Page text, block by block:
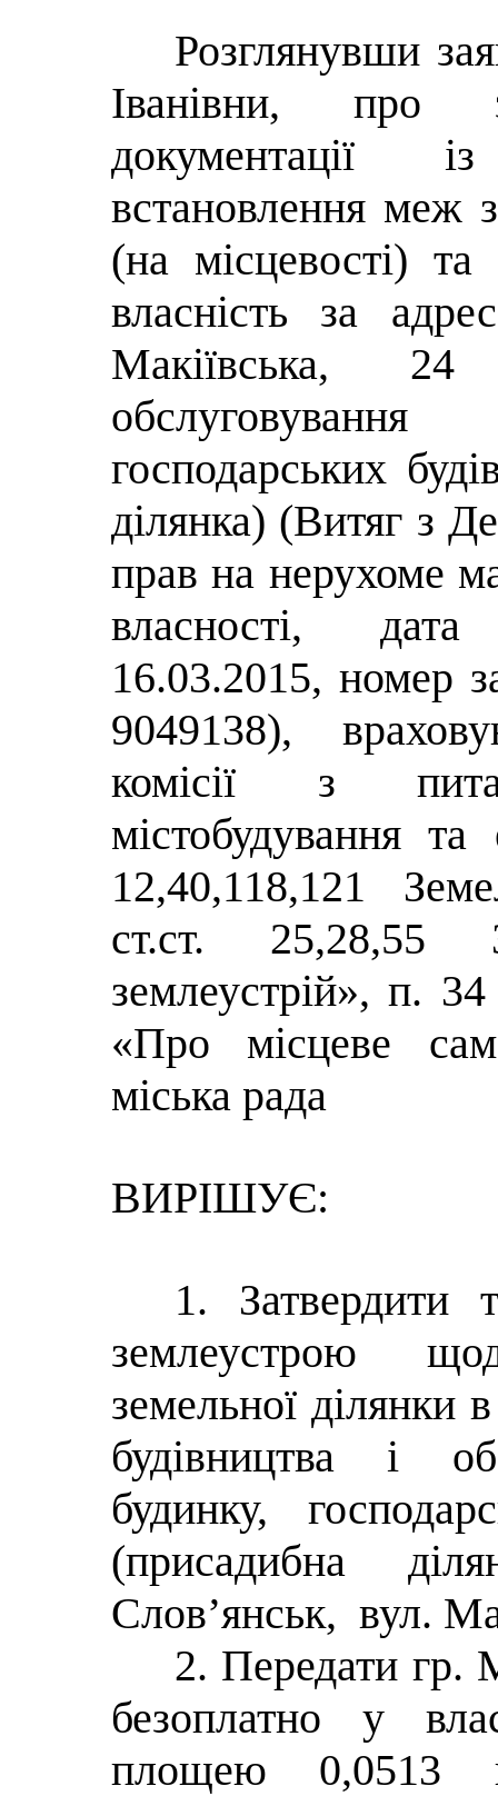
Розглянувши
Іванівни, про
документації
встановлення меж
(на місцевості) та
власність за
Макіївська,
господарських
ділянка) (Витяг з
прав на нерухоме
власності, дата
16.03.2015, номер
9049138),
комісії з
містобудування та
12,40,118,121
ст.ст. 25,28,55
землеустрій», п.
«Про місцеве
міська рада
ВИРІШУЄ:
1. Затвердити
землеустрою
земельної ділянки
будівництва і
будинку,
(присадибна
Слов’янськ, вул.
2. Передати гр.
безоплатно у
площею 0,0513